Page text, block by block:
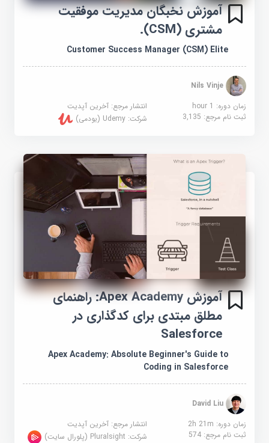
آموزش نخبگان مدیریت موفقیت
مشتری (CSM).
Customer Success Manager (CSM) Elite
Nils Vinje
زمان دوره: 1 hour
انتشار مرجع:آخرین آپدیت
ثبت نام مرجع:3,135 شرکت:Udemy (یودمی)
آموزش Apex Academy: راهنمای
مطلق مبتدی برای کدگذاری در
Salesforce
Apex Academy: Absolute Beginner's Guide to
Coding in Salesforce
David Liu
زمان دوره: 2h 21m
انتشار مرجع:آخرین آپدیت
ثبت نام مرجع:574 شرکت:Pluralsight (پلورال سایت)